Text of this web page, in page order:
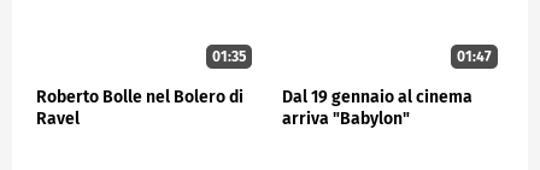
commissiona a Ravel la musica per il suo prossimo
balletto. Lui ha più di 50 anni, è un personaggio
schivo, in crisi d'ispirazione, su cui pesano ancora i
fallimenti degli esordi, l'arruolamento durante la
01:35
Roberto Bolle nel Bolero di
Ravel
01:47
Dal 19 gennaio al cinema
arriva "Babylon"